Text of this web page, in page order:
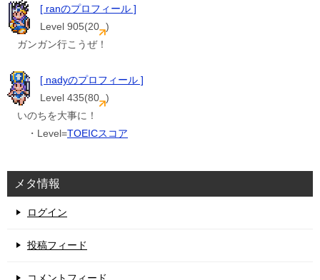
[ ranのプロフィール ]
Level 905(20 )
ガンガン行こうぜ！
[ nadyのプロフィール ]
Level 435(80 )
いのちを大事に！
・Level=TOEICスコア
メタ情報
ログイン
投稿フィード